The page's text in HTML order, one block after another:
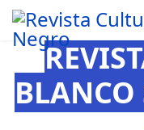
BLANCO